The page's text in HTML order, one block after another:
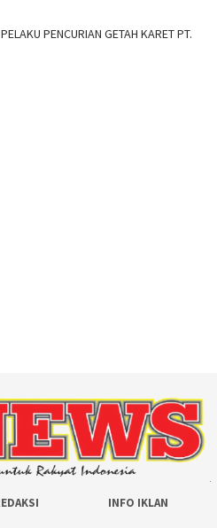
PENCURIAN GETAH KARET PT.
INFO IKLAN